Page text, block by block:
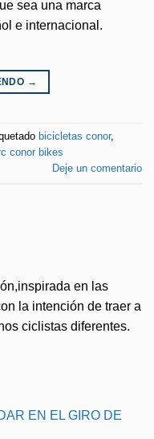
sea una marca
e internacional.
→
bicicletas conor,
conor bikes
Deje un comentario
en las
la intención de traer a
ciclistas diferentes.
EN EL GIRO DE